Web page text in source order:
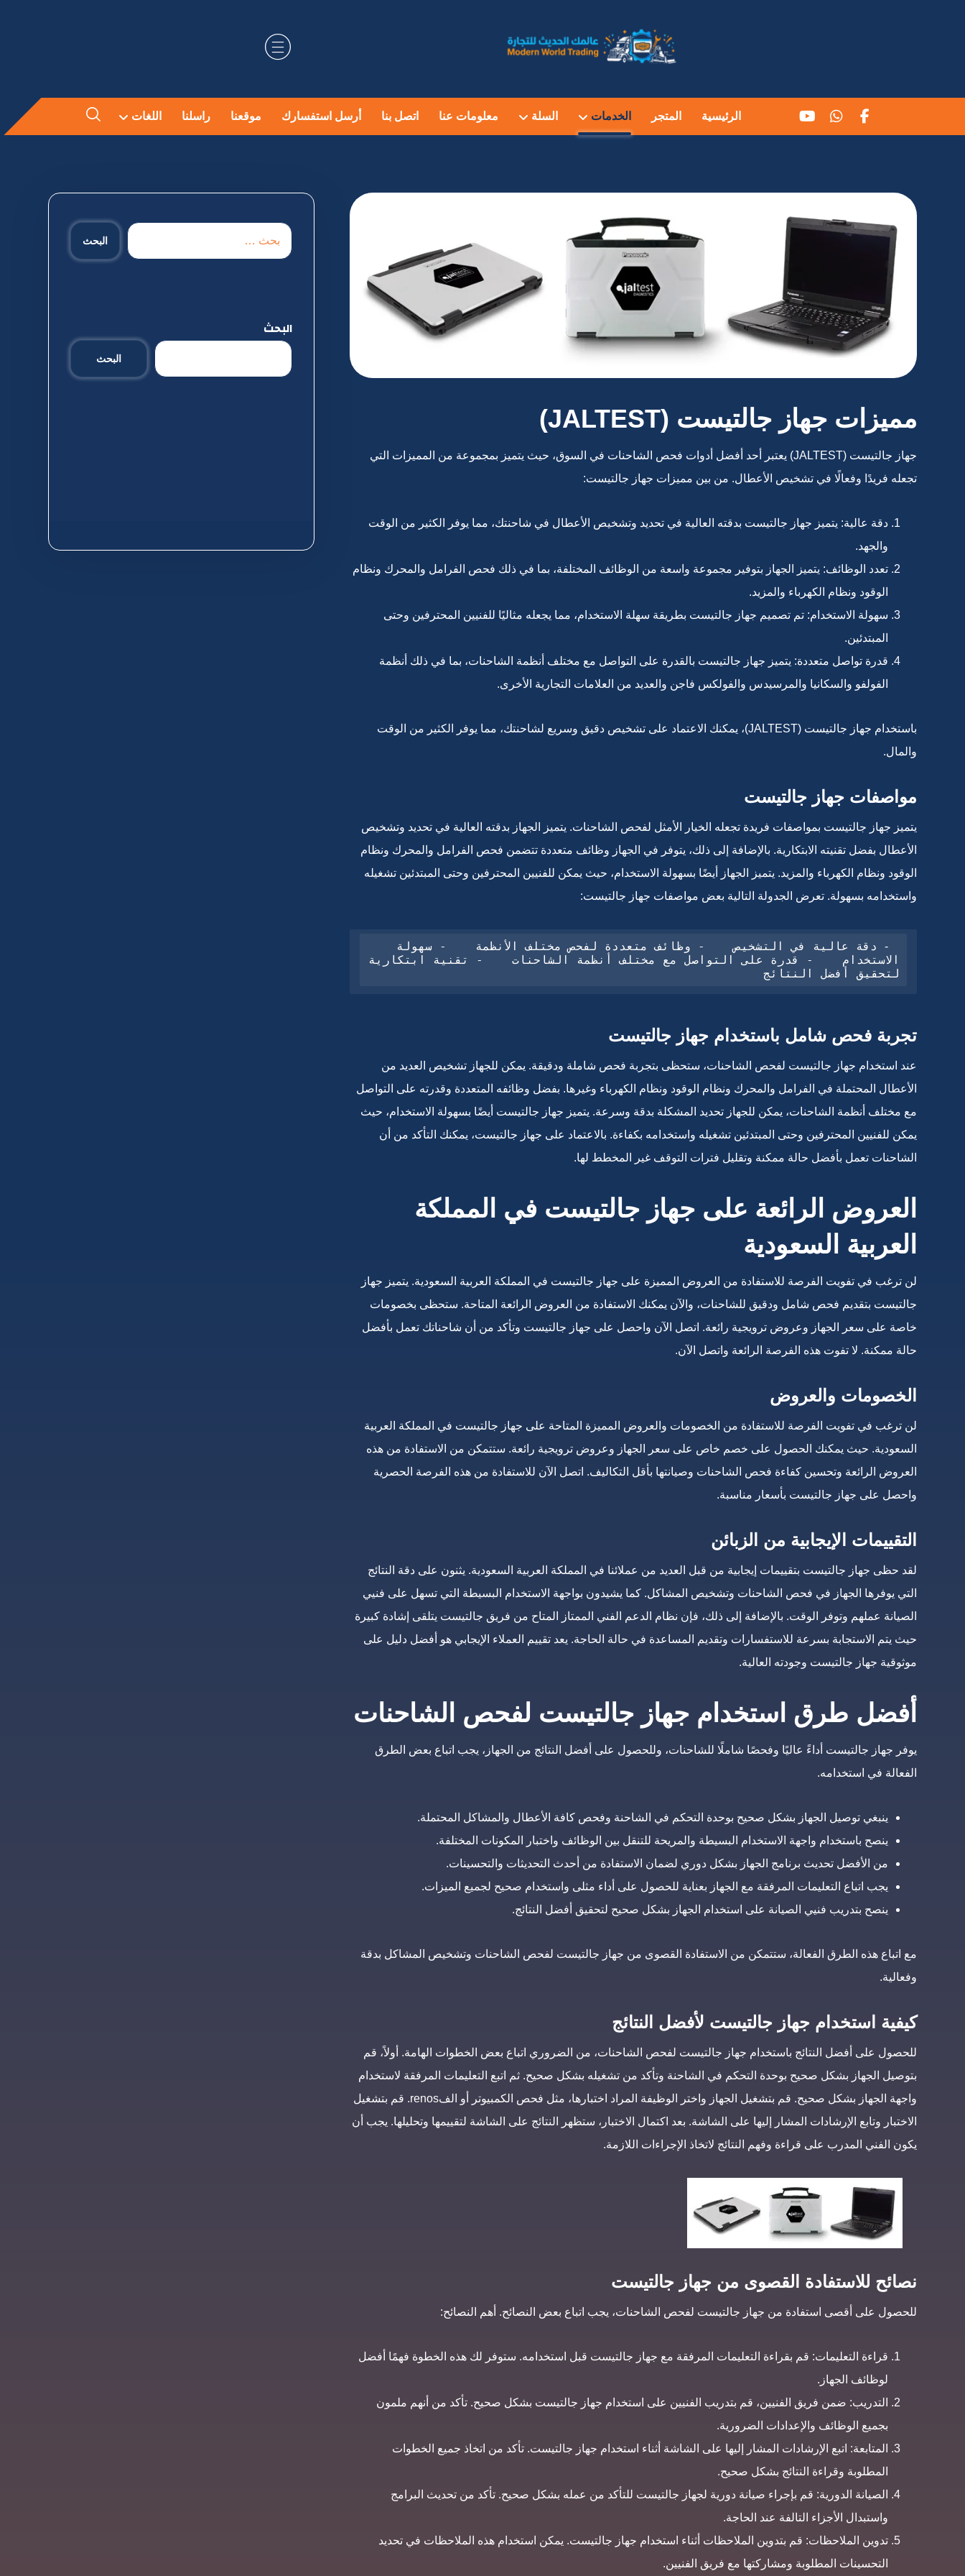
الرئيسية المتجر الخدمات السلة معلومات عنا اتصل بنا أرسل استفسارك موقعنا راسلنا اللغات
مميزات جهاز جالتيست (JALTEST)
جهاز جالتيست (JALTEST) يعتبر أحد أفضل أدوات فحص الشاحنات في السوق، حيث يتميز بمجموعة من المميزات التي
تجعله فريدًا وفعالًا في تشخيص الأعطال. من بين مميزات جهاز جالتيست:
دقة عالية: يتميز جهاز جالتيست بدقته العالية في تحديد وتشخيص الأعطال في شاحنتك، مما يوفر الكثير من الوقت
والجهد.
تعدد الوظائف: يتميز الجهاز بتوفير مجموعة واسعة من الوظائف المختلفة، بما في ذلك فحص الفرامل والمحرك ونظام
الوقود ونظام الكهرباء والمزيد.
سهولة الاستخدام: تم تصميم جهاز جالتيست بطريقة سهلة الاستخدام، مما يجعله مثاليًا للفنيين المحترفين وحتى
المبتدئين.
قدرة تواصل متعددة: يتميز جهاز جالتيست بالقدرة على التواصل مع مختلف أنظمة الشاحنات، بما في ذلك أنظمة
الفولفو والسكانيا والمرسيدس والفولكس فاجن والعديد من العلامات التجارية الأخرى.
باستخدام جهاز جالتيست (JALTEST)، يمكنك الاعتماد على تشخيص دقيق وسريع لشاحنتك، مما يوفر الكثير من الوقت
والمال.
مواصفات جهاز جالتيست
يتميز جهاز جالتيست بمواصفات فريدة تجعله الخيار الأمثل لفحص الشاحنات. يتميز الجهاز بدقته العالية في تحديد وتشخيص
الأعطال بفضل تقنيته الابتكارية. بالإضافة إلى ذلك، يتوفر في الجهاز وظائف متعددة تتضمن فحص الفرامل والمحرك ونظام
الوقود ونظام الكهرباء والمزيد. يتميز الجهاز أيضًا بسهولة الاستخدام، حيث يمكن للفنيين المحترفين وحتى المبتدئين تشغيله
واستخدامه بسهولة. تعرض الجدولة التالية بعض مواصفات جهاز جالتيست:
    -
لتحقيق أفضل النتائج
تجربة فحص شامل باستخدام جهاز جالتيست
عند استخدام جهاز جالتيست لفحص الشاحنات، ستحظى بتجربة فحص شاملة ودقيقة. يمكن للجهاز تشخيص العديد من
الأعطال المحتملة في الفرامل والمحرك ونظام الوقود ونظام الكهرباء وغيرها. بفضل وظائفه المتعددة وقدرته على التواصل
مع مختلف أنظمة الشاحنات، يمكن للجهاز تحديد المشكلة بدقة وسرعة. يتميز جهاز جالتيست أيضًا بسهولة الاستخدام، حيث
يمكن للفنيين المحترفين وحتى المبتدئين تشغيله واستخدامه بكفاءة. بالاعتماد على جهاز جالتيست، يمكنك التأكد من أن
الشاحنات تعمل بأفضل حالة ممكنة وتقليل فترات التوقف غير المخطط لها.
العروض الرائعة على جهاز جالتيست في المملكة
العربية السعودية
لن ترغب في تفويت الفرصة للاستفادة من العروض المميزة على جهاز جالتيست في المملكة العربية السعودية. يتميز جهاز
جالتيست بتقديم فحص شامل ودقيق للشاحنات، والآن يمكنك الاستفادة من العروض الرائعة المتاحة. ستحظى بخصومات
خاصة على سعر الجهاز وعروض ترويجية رائعة. اتصل الآن واحصل على جهاز جالتيست وتأكد من أن شاحناتك تعمل بأفضل
حالة ممكنة. لا تفوت هذه الفرصة الرائعة واتصل الآن.
الخصومات والعروض
لن ترغب في تفويت الفرصة للاستفادة من الخصومات والعروض المميزة المتاحة على جهاز جالتيست في المملكة العربية
السعودية. حيث يمكنك الحصول على خصم خاص على سعر الجهاز وعروض ترويجية رائعة. ستتمكن من الاستفادة من هذه
العروض الرائعة وتحسين كفاءة فحص الشاحنات وصيانتها بأقل التكاليف. اتصل الآن للاستفادة من هذه الفرصة الحصرية
واحصل على جهاز جالتيست بأسعار مناسبة.
التقييمات الإيجابية من الزبائن
لقد حظى جهاز جالتيست بتقييمات إيجابية من قبل العديد من عملائنا في المملكة العربية السعودية. يثنون على دقة النتائج
التي يوفرها الجهاز في فحص الشاحنات وتشخيص المشاكل. كما يشيدون بواجهة الاستخدام البسيطة التي تسهل على فنيي
الصيانة عملهم وتوفر الوقت. بالإضافة إلى ذلك، فإن نظام الدعم الفني الممتاز المتاح من فريق جالتيست يتلقى إشادة كبيرة
حيث يتم الاستجابة بسرعة للاستفسارات وتقديم المساعدة في حالة الحاجة. يعد تقييم العملاء الإيجابي هو أفضل دليل على
موثوقية جهاز جالتيست وجودته العالية.
أفضل طرق استخدام جهاز جالتيست لفحص الشاحنات
يوفر جهاز جالتيست أداءً عاليًا وفحصًا شاملًا للشاحنات، وللحصول على أفضل النتائج من الجهاز، يجب اتباع بعض الطرق
الفعالة في استخدامه.
ينبغي توصيل الجهاز بشكل صحيح بوحدة التحكم في الشاحنة وفحص كافة الأعطال والمشاكل المحتملة.
ينصح باستخدام واجهة الاستخدام البسيطة والمريحة للتنقل بين الوظائف واختبار المكونات المختلفة.
من الأفضل تحديث برنامج الجهاز بشكل دوري لضمان الاستفادة من أحدث التحديثات والتحسينات.
يجب اتباع التعليمات المرفقة مع الجهاز بعناية للحصول على أداء مثلى واستخدام صحيح لجميع الميزات.
ينصح بتدريب فنيي الصيانة على استخدام الجهاز بشكل صحيح لتحقيق أفضل النتائج.
مع اتباع هذه الطرق الفعالة، ستتمكن من الاستفادة القصوى من جهاز جالتيست لفحص الشاحنات وتشخيص المشاكل بدقة
وفعالية.
كيفية استخدام جهاز جالتيست لأفضل النتائج
للحصول على أفضل النتائج باستخدام جهاز جالتيست لفحص الشاحنات، من الضروري اتباع بعض الخطوات الهامة. أولاً، قم
بتوصيل الجهاز بشكل صحيح بوحدة التحكم في الشاحنة وتأكد من تشغيله بشكل صحيح. ثم اتبع التعليمات المرفقة لاستخدام
واجهة الجهاز بشكل صحيح. قم بتشغيل الجهاز واختر الوظيفة المراد اختبارها، مثل فحص الكمبيوتر أو الفrenos. قم بتشغيل
الاختبار وتابع الإرشادات المشار إليها على الشاشة. بعد اكتمال الاختبار، ستظهر النتائج على الشاشة لتقييمها وتحليلها. يجب أن
يكون الفني المدرب على قراءة وفهم النتائج لاتخاذ الإجراءات اللازمة.
نصائح للاستفادة القصوى من جهاز جالتيست
للحصول على أقصى استفادة من جهاز جالتيست لفحص الشاحنات، يجب اتباع بعض النصائح. أهم النصائح:
قراءة التعليمات: قم بقراءة التعليمات المرفقة مع جهاز جالتيست قبل استخدامه. ستوفر لك هذه الخطوة فهمًا أفضل
لوظائف الجهاز.
التدريب: ضمن فريق الفنيين، قم بتدريب الفنيين على استخدام جهاز جالتيست بشكل صحيح. تأكد من أنهم ملمون
بجميع الوظائف والإعدادات الضرورية.
المتابعة: اتبع الإرشادات المشار إليها على الشاشة أثناء استخدام جهاز جالتيست. تأكد من اتخاذ جميع الخطوات
المطلوبة وقراءة النتائج بشكل صحيح.
الصيانة الدورية: قم بإجراء صيانة دورية لجهاز جالتيست للتأكد من عمله بشكل صحيح. تأكد من تحديث البرامج
واستبدال الأجزاء التالفة عند الحاجة.
تدوين الملاحظات: قم بتدوين الملاحظات أثناء استخدام جهاز جالتيست. يمكن استخدام هذه الملاحظات في تحديد
التحسينات المطلوبة ومشاركتها مع فريق الفنيين.
البحث
البحث
البحث